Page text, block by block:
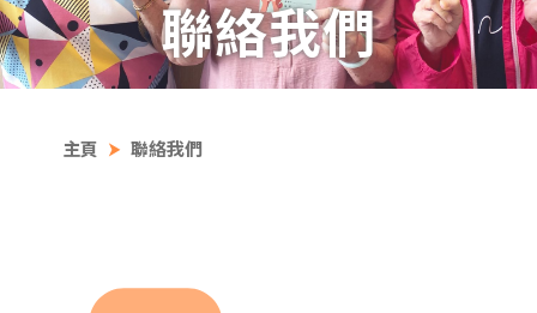
聯絡我們
主頁 聯絡我們